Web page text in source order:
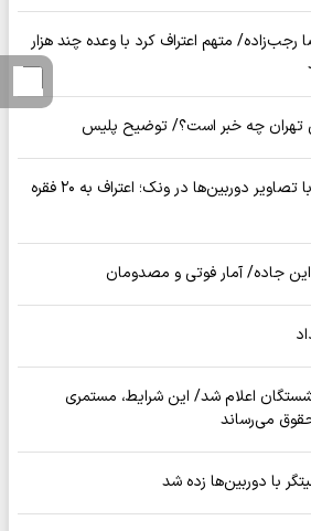
متهم اعتراف کرد با وعده چند هزار
تهران چه خبر است؟/ توضیح پلیس
شکار سارق موتورسیکلت با تصاویر دوربین‌ها در ونک؛ اعتراف به ۲۰ فقره
این جاده/ آمار فوتی و مصدومان
اعلام شد/ این شرایط، مستمری
می‌رساند
با دوربین‌ها زده شد